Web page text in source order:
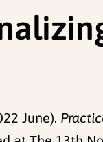
June).